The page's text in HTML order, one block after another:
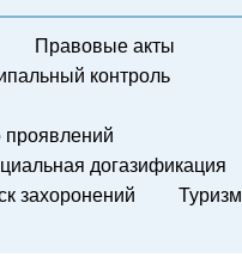
Правовые акты
контроль
проявлений
догазификация
захоронений
Туризм